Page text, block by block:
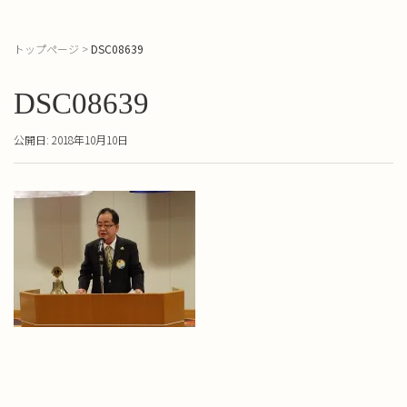
トップページ >DSC08639
DSC08639
公開日: 2018年10月10日